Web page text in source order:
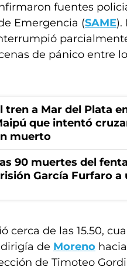
fuentes
Emergencia (SAME).
de pánico entre
tren a Mar del Plata
que intentó
muerto
90 muertes del
García Furfaro
cerca de las 15.50,
de Moreno
de Timoteo